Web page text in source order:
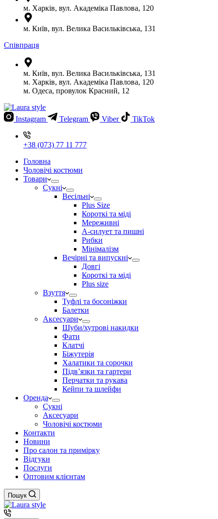
м. Харків, вул. Академіка Павлова, 120
м. Київ, вул. Велика Васильківська, 131
Співпраця
м. Київ, вул. Велика Васильківська, 131
м. Харків, вул. Академіка Павлова, 120
м. Одеса, провулок Красний, 12
Instagram Telegram Viber TikTok
+38 (073) 77 11 777
Головна
Чоловічі костюми
Товари
Сукні
Весільні
Plus Size
Короткі та міді
Мереживні
А-силует та пишні
Рибки
Мінімалізм
Вечірні та випускні
Довгі
Короткі та міді
Plus size
Взуття
Туфлі та босоніжки
Балетки
Аксесуари
Шуби/хутрові накидки
Фати
Клатчі
Біжутерія
Халатики та сорочки
Підвʼязки та гартери
Перчатки та рукава
Кейпи та шлейфи
Оренда
Сукні
Аксесуари
Чоловічі костюми
Контакти
Новини
Про салон та примірку
Відгуки
Послуги
Оптовим клієнтам
Пошук